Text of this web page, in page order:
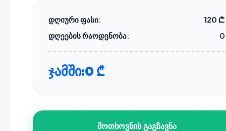
დღიური ფასი:
120 ₾
დღეების რაოდენობა:
0
ჯამში:0 ₾
მოთხოვნის გაგზავნა